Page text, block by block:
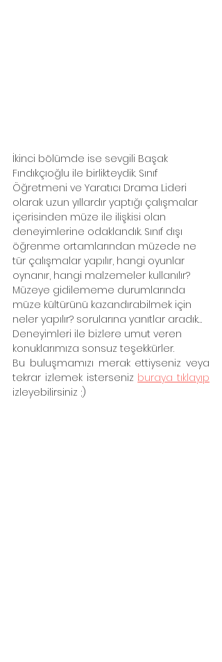
İkinci bölümde ise sevgili Başak
Fındıkçıoğlu ile birlikteydik. Sınıf
Öğretmeni ve Yaratıcı Drama Lideri
olarak uzun yıllardır yaptığı çalışmalar
içerisinden müze ile ilişkisi olan
deneyimlerine odaklandık. Sınıf dışı
öğrenme ortamlarından müzede ne
tür çalışmalar yapılır, hangi oyunlar
oynanır, hangi malzemeler kullanılır?
Müzeye gidilememe durumlarında
müze kültürünü kazandırabilmek için
neler yapılır? sorularına yanıtlar aradık…
Deneyimleri ile bizlere umut veren
konuklarımıza sonsuz teşekkürler.
Bu buluşmamızı merak ettiyseniz veya
tekrar izlemek isterseniz buraya tıklayıp
izleyebilirsiniz ;)